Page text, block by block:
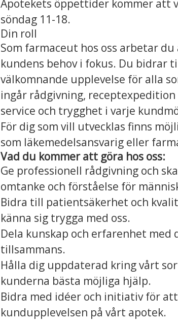
Apotekets öppettider kommer att
söndag 11-18.
Din roll
Som farmaceut hos oss arbetar
kundens behov i fokus. Du bidrar
välkomnande upplevelse för alla
ingår rådgivning,
service och trygghet i varje
För dig som vill utvecklas finns
som läkemedelsansvarig eller
Vad du kommer att göra hos oss:
Ge professionell rådgivning och
omtanke och förståelse för
Bidra till patientsäkerhet och
känna sig trygga med oss.
Dela kunskap och erfarenhet med
tillsammans.
Hålla dig uppdaterad kring vårt
kunderna bästa möjliga hjälp.
Bidra med idéer och initiativ för
kundupplevelsen på vårt apotek.